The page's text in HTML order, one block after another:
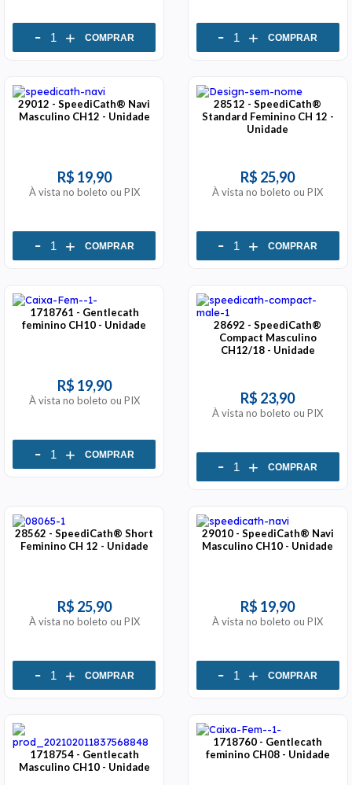
- + COMPRAR - + COMPRAR
29012 - SpeediCath® Navi
Masculino CH12 - Unidade
R$ 19,90
À vista no boleto ou PIX
- + COMPRAR
28512 - SpeediCath®
Standard Feminino CH 12 -
Unidade
R$ 25,90
À vista no boleto ou PIX
- + COMPRAR
1718761 - Gentlecath
feminino CH10 - Unidade
R$ 19,90
À vista no boleto ou PIX
- + COMPRAR
28692 - SpeediCath®
Compact Masculino
CH12/18 - Unidade
R$ 23,90
À vista no boleto ou PIX
- + COMPRAR
28562 - SpeediCath® Short
Feminino CH 12 - Unidade
R$ 25,90
À vista no boleto ou PIX
- + COMPRAR
29010 - SpeediCath® Navi
Masculino CH10 - Unidade
R$ 19,90
À vista no boleto ou PIX
- + COMPRAR
1718754 - Gentlecath
Masculino CH10 - Unidade
1718760 - Gentlecath
feminino CH08 - Unidade